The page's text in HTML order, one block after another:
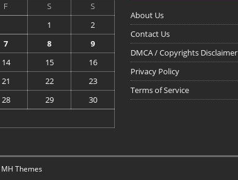
F S
S
1
2
7 8
9
14 15
16
21 22
23
28 29
30
About Us
Contact Us
DMCA / Copyrights Disclaimer
Privacy Policy
Terms of Service
MH Themes